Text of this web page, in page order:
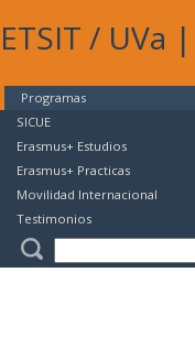
ETSIT / UVa |
Programas
SICUE
Erasmus+ Estudios
Erasmus+ Practicas
Movilidad Internacional
Testimonios